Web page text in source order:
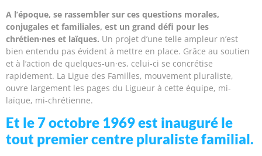
A l’époque, se rassembler sur ces questions morales,
conjugales et familiales, est un grand défi pour les
chrétien·nes et laïques. Un projet d’une telle ampleur n’est
bien entendu pas évident à mettre en place. Grâce au soutien
et à l’action de quelques-un·es, celui-ci se concrétise
rapidement. La Ligue des Familles, mouvement pluraliste,
ouvre largement les pages du Ligueur à cette équipe, mi-
laïque, mi-chrétienne.
Et le 7 octobre 1969 est inauguré le
tout premier centre pluraliste familial.